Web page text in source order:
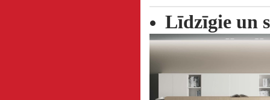
Līdzīgie un